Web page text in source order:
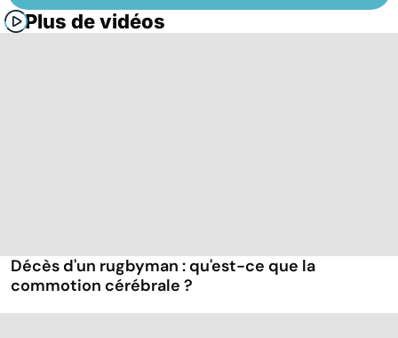
Plus de vidéos
Décès d'un rugbyman : qu'est-ce que la
commotion cérébrale ?